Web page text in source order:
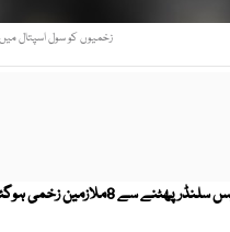
زخمیوں کو سول اسپتال میں
سے 8ملازمین زخمی ہوگئے۔